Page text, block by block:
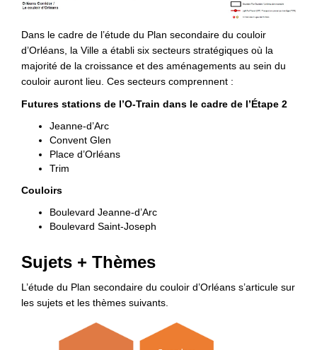
Dans le cadre de l’étude du Plan secondaire du couloir
d’Orléans, la Ville a établi six secteurs stratégiques où la
majorité de la croissance et des aménagements au sein du
couloir auront lieu. Ces secteurs comprennent :
Futures stations de l’O-Train dans le cadre de l’Étape 2
Jeanne-d’Arc
Convent Glen
Place d’Orléans
Trim
Couloirs
Boulevard Jeanne-d’Arc
Boulevard Saint-Joseph
Sujets + Thèmes
L’étude du Plan secondaire du couloir d’Orléans s’articule sur
les sujets et les thèmes suivants.